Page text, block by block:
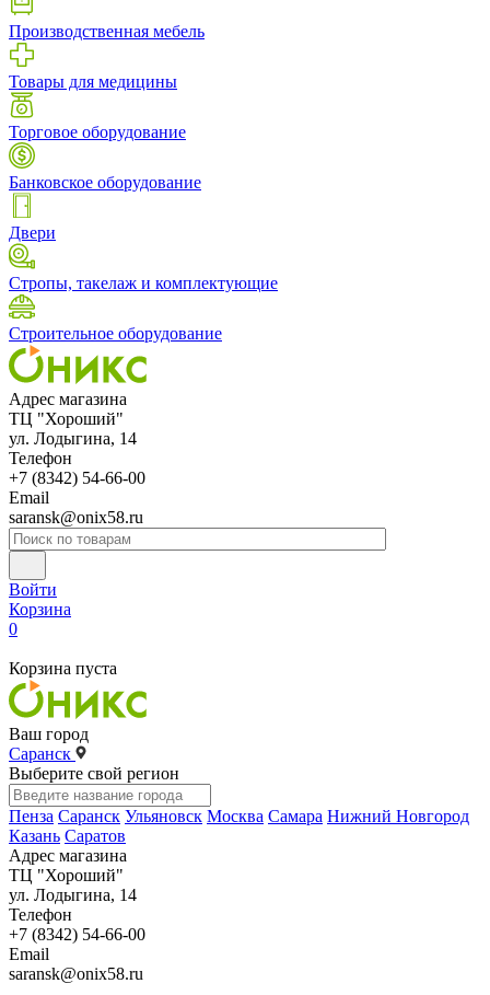
Производственная мебель
Товары для медицины
Торговое оборудование
Банковское оборудование
Двери
Стропы, такелаж и комплектующие
Строительное оборудование
Адрес магазина
ТЦ "Хороший"
ул. Лодыгина, 14
Телефон
+7 (8342) 54-66-00
Email
saransk@onix58.ru
Войти
Корзина
0
Корзина пуста
Ваш город
Саранск
Выберите свой регион
Пенза Саранск Ульяновск Москва Самара Нижний Новгород
Казань Саратов
Адрес магазина
ТЦ "Хороший"
ул. Лодыгина, 14
Телефон
+7 (8342) 54-66-00
Email
saransk@onix58.ru